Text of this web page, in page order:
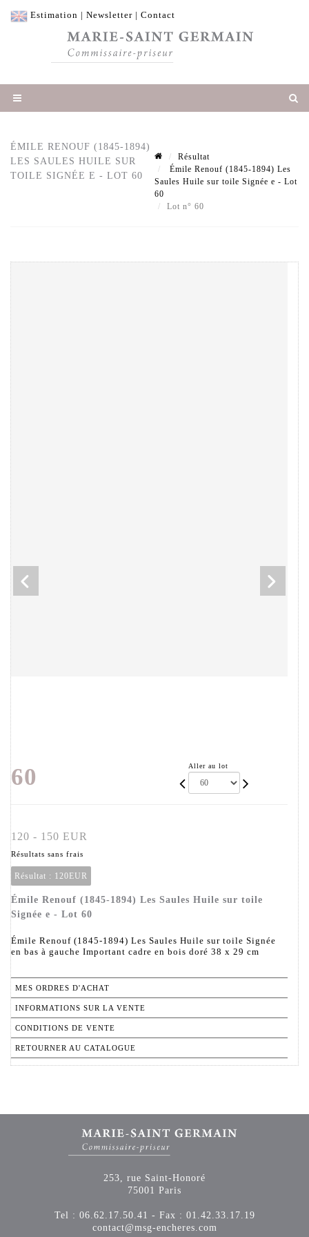
Estimation | Newsletter | Contact
ÉMILE RENOUF (1845-1894)
LES SAULES HUILE SUR
TOILE SIGNÉE E - LOT 60
Résultat
Émile Renouf (1845-1894) Les
Saules Huile sur toile Signée e - Lot
60
Lot n° 60
60 Aller au lot
120 - 150 EUR
Résultats sans frais
Résultat : 120EUR
Émile Renouf (1845-1894) Les Saules Huile sur toile
Signée e - Lot 60
Émile Renouf (1845-1894) Les Saules Huile sur toile Signée
en bas à gauche Important cadre en bois doré 38 x 29 cm
MES ORDRES D'ACHAT
INFORMATIONS SUR LA VENTE
CONDITIONS DE VENTE
RETOURNER AU CATALOGUE
253, rue Saint-Honoré
75001 Paris
Tel : 06.62.17.50.41 - Fax : 01.42.33.17.19
contact@msg-encheres.com